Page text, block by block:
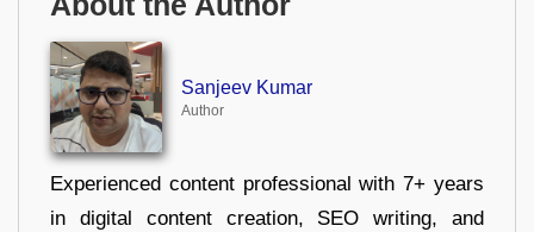
Sanjeev Kumar
Author
Experienced content professional with 7+ years
in digital content creation, SEO writing, and